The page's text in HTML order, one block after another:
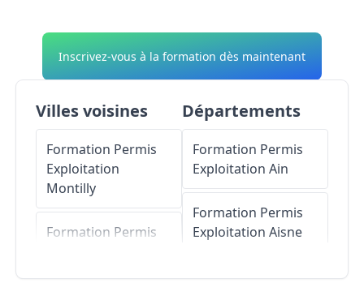
Inscrivez-vous à la formation dès maintenant
Villes voisines
Formation Permis
Exploitation
Montilly
Formation Permis
Départements
Formation Permis
Exploitation Ain
Formation Permis
Exploitation Aisne
Formation Permis